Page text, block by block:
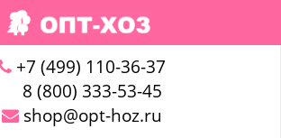
+7 (499) 110-36-37
8 (800) 333-53-45
shop@opt-hoz.ru